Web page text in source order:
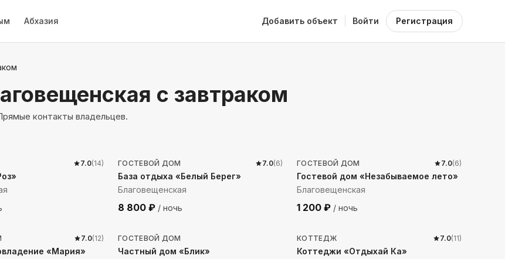
Абхазия Добавить объект Войти Регистрация
с завтраком
контакты владельцев.
7.0(14) ГОСТЕВОЙ ДОМ 7.0(6)
База отдыха «Белый Берег»
Благовещенская
8 800 ₽ / ночь
ГОСТЕВОЙ ДОМ 7.0(6)
Гостевой дом «Незабываемое лето»
Благовещенская
1 200 ₽ / ночь
7.0(12)
«Мария»
1644 м до моря
ГОСТЕВОЙ ДОМ
Частный дом «Блик»
1925 м до моря
КОТТЕДЖ 7.0(11)
Коттеджи «Отдыхай Ка»